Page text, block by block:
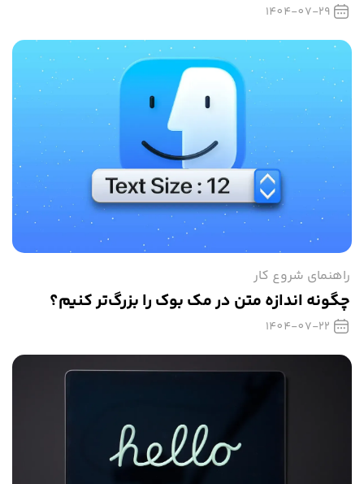
1404-07-29
راهنمای شروع کار
چگونه اندازه متن‌ در مک بوک را بزرگ‌تر کنیم؟
1404-07-22